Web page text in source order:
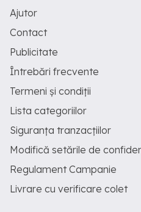
Ajutor
Contact
Publicitate
Întrebări frecvente
Termeni și condiții
Lista categoriilor
Siguranța tranzacțiilor
Modifică setările de
Regulament Campanie
Livrare cu verificare colet